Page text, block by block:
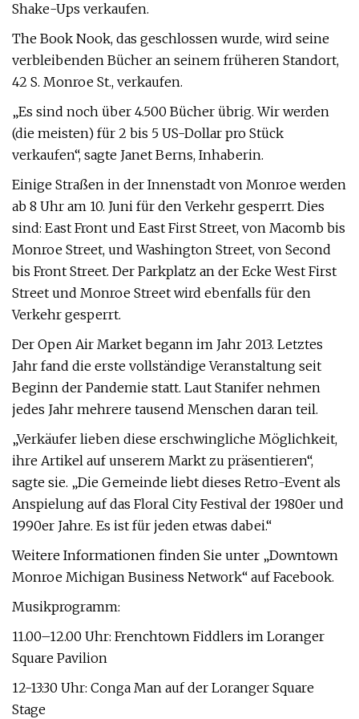
Shake-Ups verkaufen.
The Book Nook, das geschlossen wurde, wird seine
verbleibenden Bücher an seinem früheren Standort,
42 S. Monroe St., verkaufen.
„Es sind noch über 4.500 Bücher übrig. Wir werden
(die meisten) für 2 bis 5 US-Dollar pro Stück
verkaufen“, sagte Janet Berns, Inhaberin.
Einige Straßen in der Innenstadt von Monroe werden
ab 8 Uhr am 10. Juni für den Verkehr gesperrt. Dies
sind: East Front und East First Street, von Macomb bis
Monroe Street, und Washington Street, von Second
bis Front Street. Der Parkplatz an der Ecke West First
Street und Monroe Street wird ebenfalls für den
Verkehr gesperrt.
Der Open Air Market begann im Jahr 2013. Letztes
Jahr fand die erste vollständige Veranstaltung seit
Beginn der Pandemie statt. Laut Stanifer nehmen
jedes Jahr mehrere tausend Menschen daran teil.
„Verkäufer lieben diese erschwingliche Möglichkeit,
ihre Artikel auf unserem Markt zu präsentieren“,
sagte sie. „Die Gemeinde liebt dieses Retro-Event als
Anspielung auf das Floral City Festival der 1980er und
1990er Jahre. Es ist für jeden etwas dabei.“
Weitere Informationen finden Sie unter „Downtown
Monroe Michigan Business Network“ auf Facebook.
Musikprogramm:
11.00–12.00 Uhr: Frenchtown Fiddlers im Loranger
Square Pavilion
12-13:30 Uhr: Conga Man auf der Loranger Square
Stage